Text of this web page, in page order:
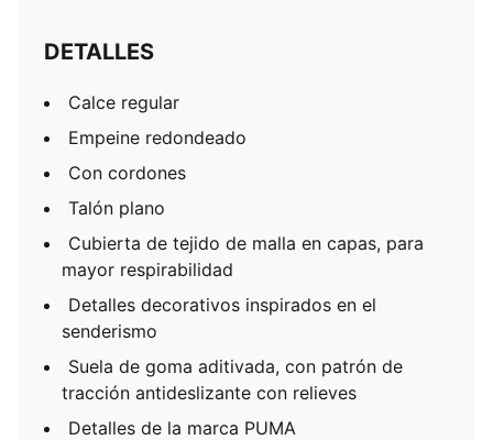
DETALLES
Calce regular
Empeine redondeado
Con cordones
Talón plano
Cubierta de tejido de malla en capas, para
mayor respirabilidad
Detalles decorativos inspirados en el
senderismo
Suela de goma aditivada, con patrón de
tracción antideslizante con relieves
Detalles de la marca PUMA